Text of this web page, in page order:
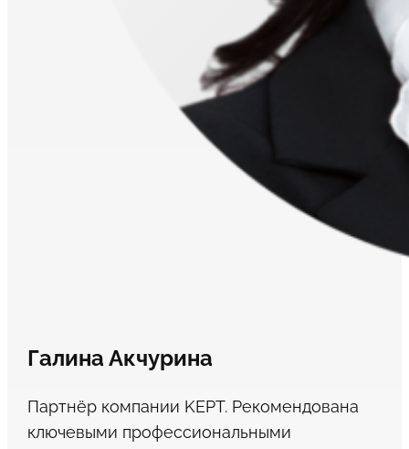
Галина Акчурина
Партнёр компании KEPT. Рекомендована
ключевыми профессиональными